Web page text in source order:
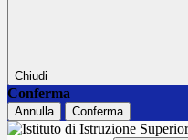
Chiudi
Conferma
Annulla Conferma